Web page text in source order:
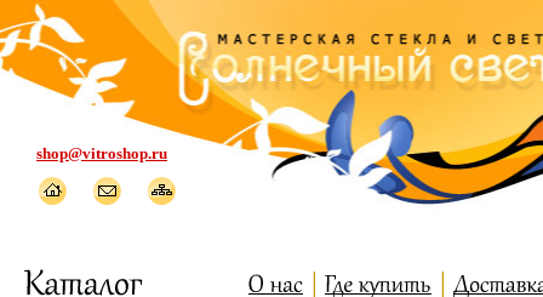
shop@vitroshop.ru